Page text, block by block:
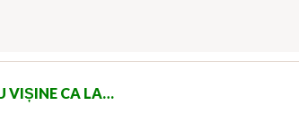
VIȘINE CA LA…